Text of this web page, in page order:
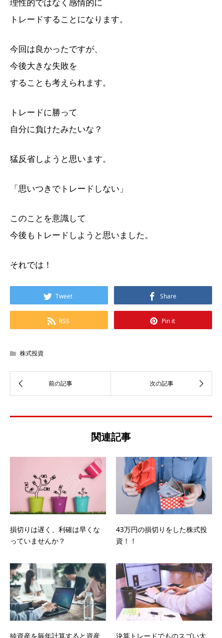
理性的ではなく感情的に
トレードすることになります。
今回は良かったですが、
今後大きな失敗を
することも考えられます。
トレードに勝って
自分に負けたみたいな？
猛反省しようと思います。
「思いつきでトレードしない」
このことを意識して
今後もトレードしようと思いました。
それでは！
Tweet Share
RSS Pin it
株式投資
関連記事
損切りは遅く、利確は早くな
っていませんか？
43万円の損切りをした株式投
資！！
純資産を毎年計算すると資産
決算トレードでものスゴい大